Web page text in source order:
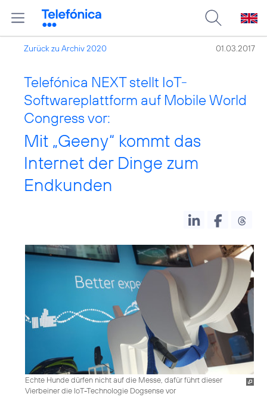
Zurück zu Archiv 2020 01.03.2017
Telefónica NEXT stellt IoT-
Softwareplattform auf Mobile World
Congress vor:
Mit „Geeny“ kommt das
Internet der Dinge zum
Endkunden
Echte Hunde dürfen nicht auf die Messe, dafür führt dieser
Vierbeiner die IoT-Technologie Dogsense vor